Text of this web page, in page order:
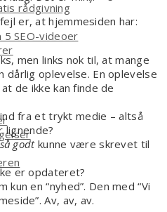
rådgivning
5 SEO-videoer
er, at hjemmesiden har:
men links nok til, at mange
dårlig oplevelse. En oplevelse
de ikke kan finde de
fra et trykt medie – altså
godtkunne være skrevet til
er opdateret?
en “nyhed”. Den med “Vi
Av, av, av.